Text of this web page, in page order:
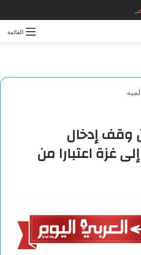
القائمة
وقف إدخال
غزة اعتبارا من